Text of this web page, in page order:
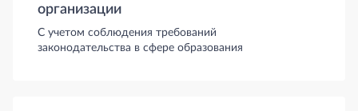
организации
С учетом соблюдения требований
законодательства в сфере образования